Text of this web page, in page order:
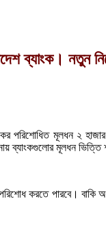
ব্যাংক। নতুন
পরিশোধিত মূলধন ২
ব্যাংকগুলোর মূলধন
করতে পারবে।